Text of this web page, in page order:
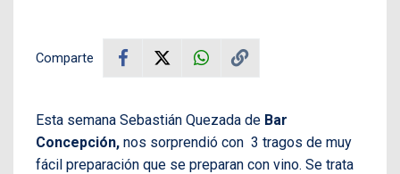
Comparte
Esta semana Sebastián Quezada de Bar
Concepción, nos sorprendió con 3 tragos de muy
fácil preparación que se preparan con vino. Se trata